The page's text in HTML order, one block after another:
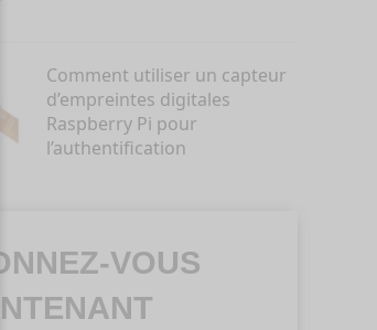
Comment utiliser un capteur
d’empreintes digitales
Raspberry Pi pour
l’authentification
VOUS